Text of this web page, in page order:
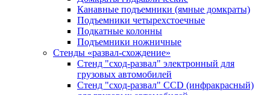
Канавные подъемники (ямные домкраты)
Подъемники четырехстоечные
Подкатные колонны
Подъемники ножничные
Стенды «развал-схождение»
Стенд "сход-развал" электронный для
грузовых автомобилей
Стенд "сход-развал" CCD (инфракрасный)